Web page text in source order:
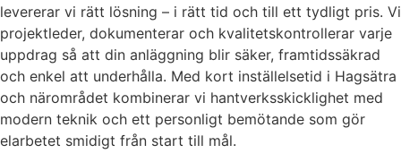
levererar vi rätt lösning – i rätt tid och till ett tydligt pris. Vi
projektleder, dokumenterar och kvalitetskontrollerar varje
uppdrag så att din anläggning blir säker, framtidssäkrad
och enkel att underhålla. Med kort inställelsetid i Hagsätra
och närområdet kombinerar vi hantverksskicklighet med
modern teknik och ett personligt bemötande som gör
elarbetet smidigt från start till mål.